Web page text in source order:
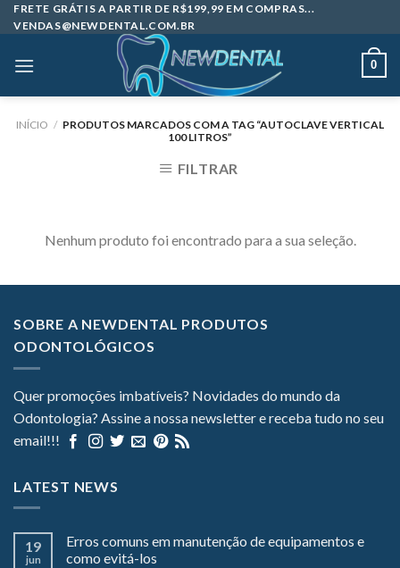
Skip
to
FRETE GRÁTIS A PARTIR DE R$199,99 EM COMPRAS...
VENDAS@NEWDENTAL.COM.BR
0
INÍCIO / PRODUTOS MARCADOS COM A TAG “AUTOCLAVE VERTICAL
100 LITROS”
FILTRAR
Nenhum produto foi encontrado para a sua seleção.
SOBRE A NEWDENTAL PRODUTOS
ODONTOLÓGICOS
Quer promoções imbatíveis? Novidades do mundo da
Odontologia? Assine a nossa newsletter e receba tudo no seu
email!!!
LATEST NEWS
19
jun
Erros comuns em manutenção de equipamentos e
como evitá-los